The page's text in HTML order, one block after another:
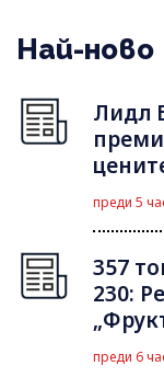
Най-ново
Лидл
преди 5
357
230:
преди 6